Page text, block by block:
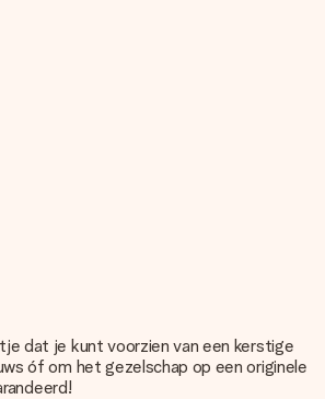
dat je kunt voorzien van een kerstige
óf om het gezelschap op een originele